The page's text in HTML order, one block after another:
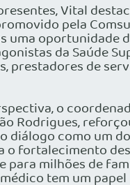
Vital
pela Comsu
uma oportunidade
da Saúde
prestadores de
o
Rodrigues,
diálogo como um
o fortalecimento
para milhões de
tem um papel